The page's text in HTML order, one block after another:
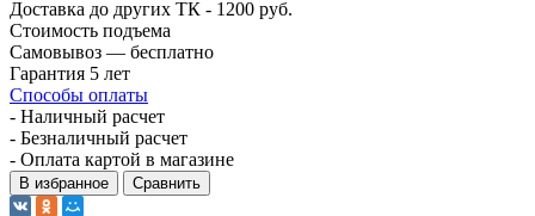
Доставка до других ТК - 1200 руб.
Стоимость подъема
Самовывоз — бесплатно
Гарантия 5 лет
Способы оплаты
- Наличный расчет
- Безналичный расчет
- Оплата картой в магазине
В избранное Сравнить